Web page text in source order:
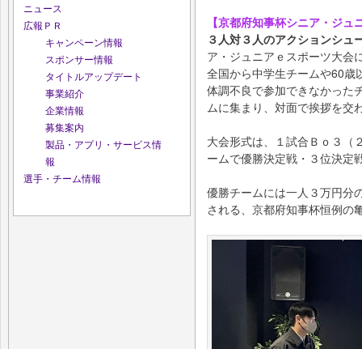
ニュース
広報ＰＲ
キャンペーン情報
スポンサー情報
タイトルアップデート
事業紹介
企業情報
募集案内
製品・アプリ・サービス情
報
選手・チーム情報
【京都府知事杯シニア・ジュ
３人対３人のアクションシュ
ア・ジュニアｅスポーツ大会
全国から中学生チームや60
体調不良で参加できなかった
ムに集まり、対面で挨拶を交
大会形式は、１試合Ｂｏ３（
ームで優勝決定戦・３位決定
優勝チームには一人３万円分
される、京都府知事杯恒例の